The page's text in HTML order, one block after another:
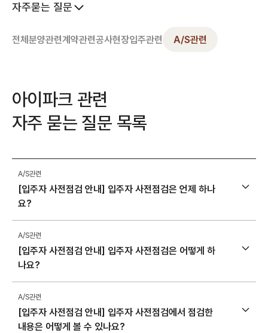
자주묻는 질문
전체 분양관련계약관련공사현장입주관련 A/S관련
아이파크 관련
자주 묻는 질문 목록
A/S관련
[입주자 사전점검 안내] 입주자 사전점검은 언제 하나
요?
A/S관련
[입주자 사전점검 안내] 입주자 사전점검은 어떻게 하
나요?
A/S관련
[입주자 사전점검 안내] 입주자 사전점검에서 점검한
내용은 어떻게 볼 수 있나요?